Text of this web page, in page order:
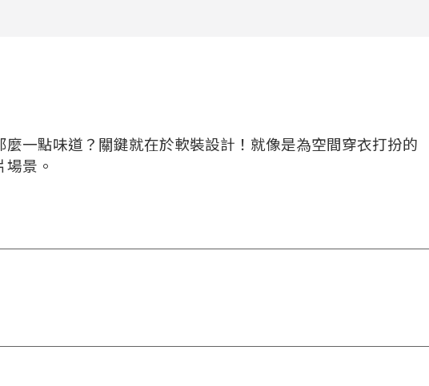
一點味道？關鍵就在於軟裝設計！就像是為空間穿衣打扮的
景。